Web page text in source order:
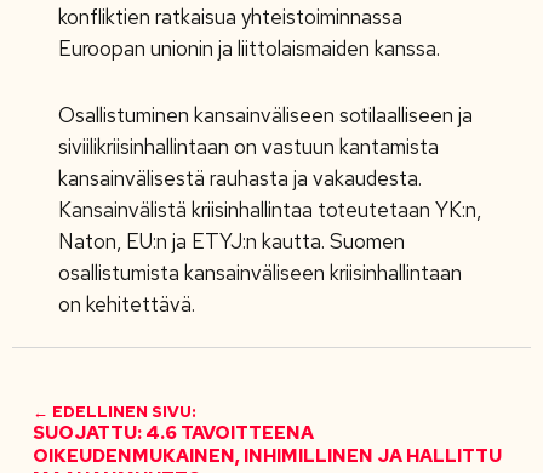
konfliktien ratkaisua yhteistoiminnassa
Euroopan unionin ja liittolaismaiden kanssa.
Osallistuminen kansainväliseen sotilaalliseen ja
siviilikriisinhallintaan on vastuun kantamista
kansainvälisestä rauhasta ja vakaudesta.
Kansainvälistä kriisinhallintaa toteutetaan YK:n,
Naton, EU:n ja ETYJ:n kautta. Suomen
osallistumista kansainväliseen kriisinhallintaan
on kehitettävä.
← EDELLINEN SIVU:
SUOJATTU: 4.6 TAVOITTEENA
OIKEUDENMUKAINEN, INHIMILLINEN JA HALLITTU